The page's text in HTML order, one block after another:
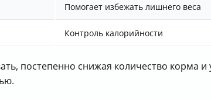
Помогает избежать лишнего веса
Контроль калорийности
постепенно снижая количество корма и